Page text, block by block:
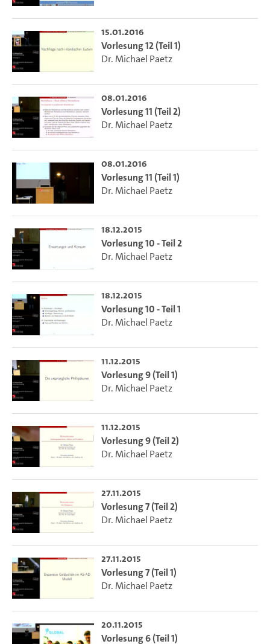
15.01.2016
Vorlesung 12 (Teil 1)
Dr. Michael Paetz
08.01.2016
Vorlesung 11 (Teil 2)
Dr. Michael Paetz
08.01.2016
Vorlesung 11 (Teil 1)
Dr. Michael Paetz
18.12.2015
Vorlesung 10 - Teil 2
Dr. Michael Paetz
18.12.2015
Vorlesung 10 - Teil 1
Dr. Michael Paetz
11.12.2015
Vorlesung 9 (Teil 1)
Dr. Michael Paetz
11.12.2015
Vorlesung 9 (Teil 2)
Dr. Michael Paetz
27.11.2015
Vorlesung 7 (Teil 2)
Dr. Michael Paetz
27.11.2015
Vorlesung 7 (Teil 1)
Dr. Michael Paetz
20.11.2015
Vorlesung 6 (Teil 1)